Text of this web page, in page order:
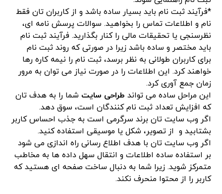
*فرآیند ثبت نام باید بسیار ساده باشد و از کاربران تان فقط
نام و اطلاعات تماس را بخواهید. سوالات پرسش نامه ای،
نظرسنجی یا تحقیقات مالی را کنار بگذارید. فرآیند ثبت نام
باید مختصر و ساده باشد زیرا در صورتی که روند ثبت نام
برای کاربران طولانی به نظر برسد، ثبت نام را نیمه کاره رها
خواهند کرد. این اطلاعات را در صورت نیاز می توان به مرور
زمان جمع آوری کرد.
این مراحل ساده می تواند طراحی سایت شما را به هدف تان
که افزایش تعداد ثبت نام کنندگان است، سوق دهد.
اگر وب سایت تان برند سرگرمی است به جذب احساس کاربر
بشتابید و از تصویر، شکل یا موسیقی استفاده کنید.
اگر وب سایت تان با هدف اطلاع رسانی راه اندازی می شود
بر استفاده ساده اطلاعات و انتقال سهل داده ها به مخاطب
متمرکز شوید. زیرا شما به دنبال ساخت صفحه ای هستید که
کاربر را از محتوا منحرف نکند.